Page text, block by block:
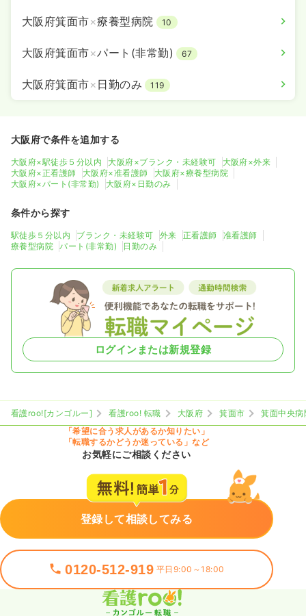
大阪府箕面市×療養型病院 10
大阪府箕面市×パート(非常勤) 67
大阪府箕面市× 日勤のみ 119
大阪府で条件を追加する
大阪府×駅徒歩５分以内 大阪府×ブランク・未経験可
大阪府×外来
大阪府×正看護師
大阪府×准看護師
大阪府×療養型病院
大阪府×パート(非常勤)
大阪府×日勤のみ
条件から探す
駅徒歩５分以内 ブランク・未経験可 外来 正看護師
准看護師
療養型病院
パート(非常勤) 日勤のみ
ログインまたは新規登録
看護roo![カンゴルー] 看護roo! 転職 大阪府 箕面市
箕面中央病
「希望に合う求人があるか知りたい」
「転職するかどうか迷っている」など
お気軽にご相談ください
登録して相談してみる
0120-512-919 平日9:00～18:00